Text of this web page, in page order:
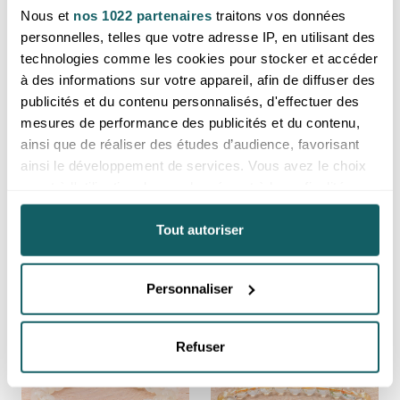
Nous et nos 1022 partenaires traitons vos données
personnelles, telles que votre adresse IP, en utilisant des
technologies comme les cookies pour stocker et accéder
à des informations sur votre appareil, afin de diffuser des
publicités et du contenu personnalisés, d'effectuer des
mesures de performance des publicités et du contenu,
ainsi que de réaliser des études d’audience, favorisant
ainsi le développement de services. Vous avez le choix
Vous pouvez modifier ou retirer votre consentement à
tout moment en consultant la Déclaration relative aux
cookies ou en cliquant sur l'icône de confidentialité.
Si vous le permettez, nous aimerions également :
Collecter des informations sur votre localisation
géographique qui peuvent être précises à plusieurs
Tout autoriser
Personnaliser
Refuser
vous inscrire ou de vous
Madagascar
merci de